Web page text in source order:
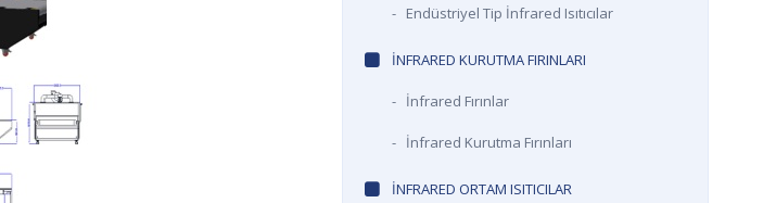
- Endüstriyel Tip İnfrared Isıtıcılar
INFRARED KURUTMA FIRINLARI
- İnfrared Fırınlar
- İnfrared Kurutma Fırınları
INFRARED ORTAM ISITICILAR